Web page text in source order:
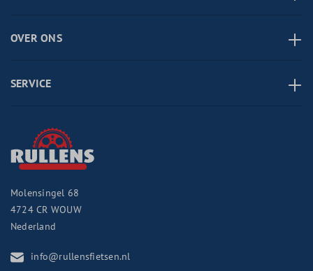
OVER ONS
SERVICE
Molensingel 68
4724 CR WOUW
Nederland
info@rullensfietsen.nl